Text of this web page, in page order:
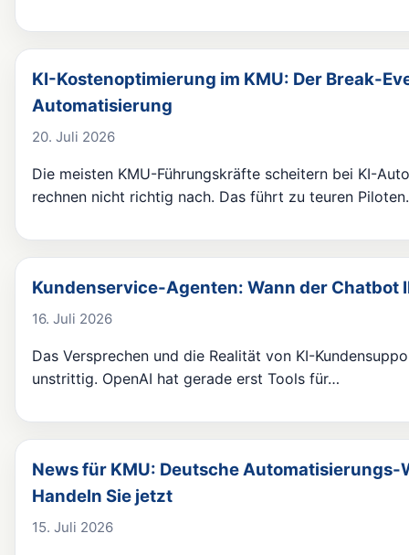
KI-Kostenoptimierung im KMU: Der Break-
Automatisierung
20. Juli 2026
Die meisten KMU-Führungskräfte scheitern bei KI-
rechnen nicht richtig nach. Das führt zu teuren
Kundenservice-Agenten: Wann der Chatbot
16. Juli 2026
Das Versprechen und die Realität von KI-
unstrittig. OpenAI hat gerade erst Tools für…
News für KMU: Deutsche
Handeln Sie jetzt
15. Juli 2026